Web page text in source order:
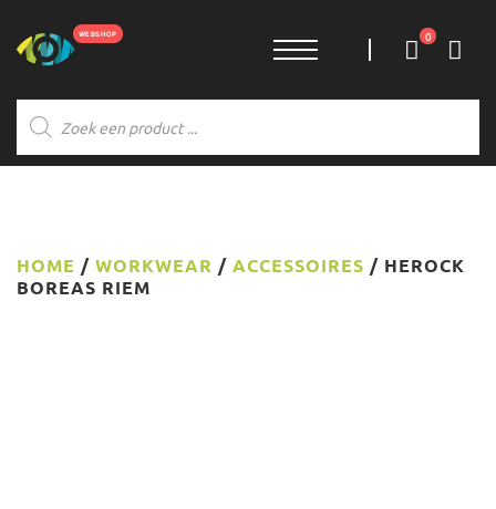
Producten
zoeken
0
HOME / WORKWEAR / ACCESSOIRES / HEROCK
BOREAS RIEM